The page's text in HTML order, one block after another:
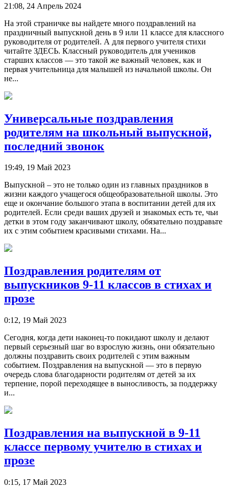
21:08, 24 Апрель 2024
На этой страничке вы найдете много поздравлений на
праздничный выпускной день в 9 или 11 классе для классного
руководителя от родителей. А для первого учителя стихи
читайте ЗДЕСЬ. Классный руководитель для учеников
старших классов — это такой же важный человек, как и
первая учительница для малышей из начальной школы. Он
не...
Универсальные поздравления
родителям на школьный выпускной,
последний звонок
19:49, 19 Май 2023
Выпускной – это не только один из главных праздников в
жизни каждого учащегося общеобразовательной школы. Это
еще и окончание большого этапа в воспитании детей для их
родителей. Если среди ваших друзей и знакомых есть те, чьи
детки в этом году заканчивают школу, обязательно поздравьте
их с этим событием красивыми стихами. На...
Поздравления родителям от
выпускников 9-11 классов в стихах и
прозе
0:12, 19 Май 2023
Сегодня, когда дети наконец-то покидают школу и делают
первый серьезный шаг во взрослую жизнь, они обязательно
должны поздравить своих родителей с этим важным
событием. Поздравления на выпускной — это в первую
очередь слова благодарности родителям от детей за их
терпение, порой переходящее в выносливость, за поддержку
и...
Поздравления на выпускной в 9-11
классе первому учителю в стихах и
прозе
0:15, 17 Май 2023